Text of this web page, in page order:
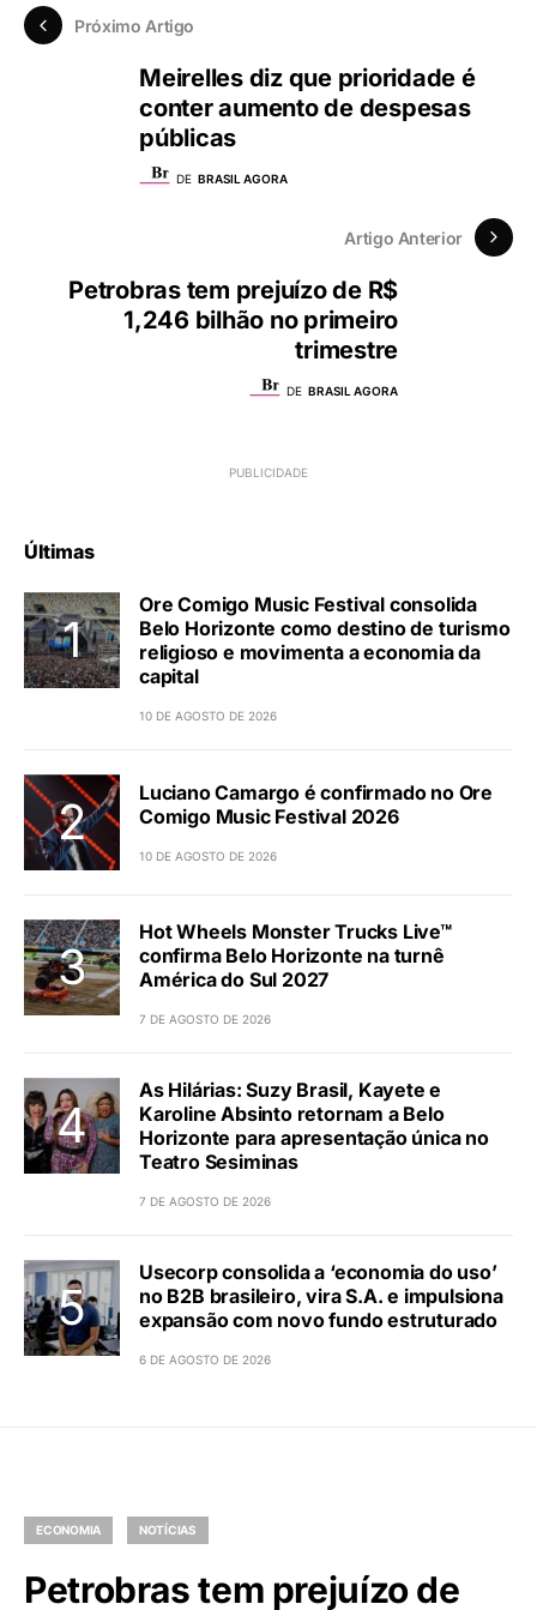
Próximo Artigo
Meirelles diz que prioridade é
conter aumento de despesas
públicas
DE BRASIL AGORA
Artigo Anterior
Petrobras tem prejuízo de R$
1,246 bilhão no primeiro
trimestre
DE BRASIL AGORA
Últimas
Ore Comigo Music Festival consolida
Belo Horizonte como destino de turismo
religioso e movimenta a economia da
capital
10 DE AGOSTO DE 2026
Luciano Camargo é confirmado no Ore
Comigo Music Festival 2026
10 DE AGOSTO DE 2026
Hot Wheels Monster Trucks Live™
confirma Belo Horizonte na turnê
América do Sul 2027
7 DE AGOSTO DE 2026
As Hilárias: Suzy Brasil, Kayete e
Karoline Absinto retornam a Belo
Horizonte para apresentação única no
Teatro Sesiminas
7 DE AGOSTO DE 2026
Usecorp consolida a ‘economia do uso’
no B2B brasileiro, vira S.A. e impulsiona
expansão com novo fundo estruturado
6 DE AGOSTO DE 2026
ECONOMIA NOTÍCIAS
Petrobras tem prejuízo de